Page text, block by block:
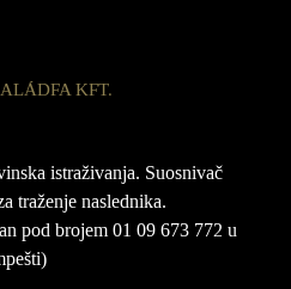
KFT.
istraživanja. Suosnivač
traženje naslednika.
pod brojem 01 09 673 772 u